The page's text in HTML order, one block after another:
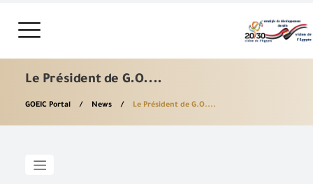
Le Président de G.O....
GOEIC Portal News Le Président de G.O....